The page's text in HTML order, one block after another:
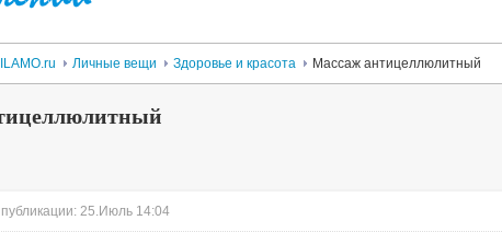
Личные вещи Здоровье и красота Массаж антицеллюлитный
25.Июль 14:04